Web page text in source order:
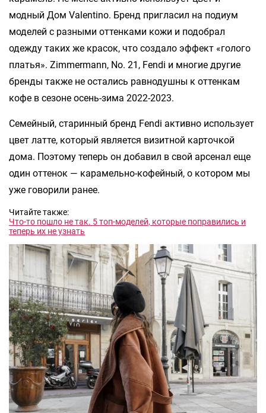
модный Дом Valentino. Бренд пригласил на подиум
моделей с разными оттенками кожи и подобрал
одежду таких же красок, что создало эффект «голого
платья». Zimmermann, No. 21, Fendi и многие другие
бренды также не остались равнодушны к оттенкам
кофе в сезоне осень-зима 2022-2023.
Семейный, старинный бренд Fendi активно использует
цвет латте, который является визитной карточкой
дома. Поэтому теперь он добавил в свой арсенал еще
один оттенок — карамельно-кофейный, о котором мы
уже говорили ранее.
Читайте также:
Что-то пошло не так. 5 топ-моделей, которые поправились и
теперь их не узнать